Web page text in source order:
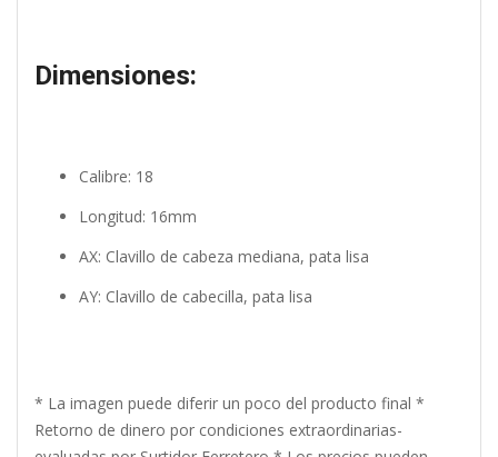
Dimensiones:
Calibre: 18
Longitud: 16mm
AX: Clavillo de cabeza mediana, pata lisa
AY: Clavillo de cabecilla, pata lisa
* La imagen puede diferir un poco del producto final *
Retorno de dinero por condiciones extraordinarias-